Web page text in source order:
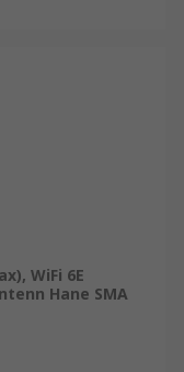
WiFi 6E
Hane SMA